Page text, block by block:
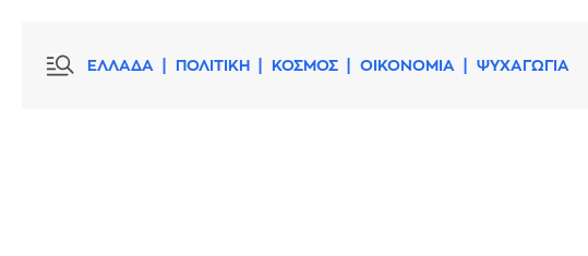
ΕΛΛΑΔΑ ΠΟΛΙΤΙΚΗ ΚΟΣΜΟΣ ΟΙΚΟΝΟΜΙΑ ΨΥΧΑΓΩΓΙΑ